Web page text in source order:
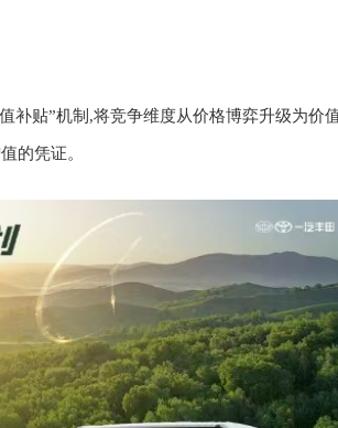
补贴”机制,将竞争维度从价格博弈升级为价
的凭证。